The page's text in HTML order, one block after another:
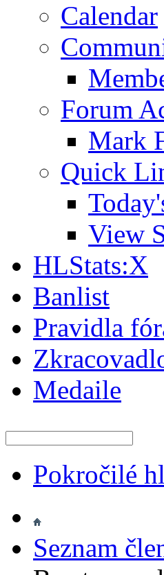
Calendar
Forum
Mark
Quick
View
HLStats:X
Banlist
Pravidla
Medaile
Pokročilé
Seznam